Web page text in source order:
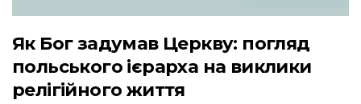
Як Бог задумав Церкву: погляд
польського ієрарха на виклики
релігійного життя